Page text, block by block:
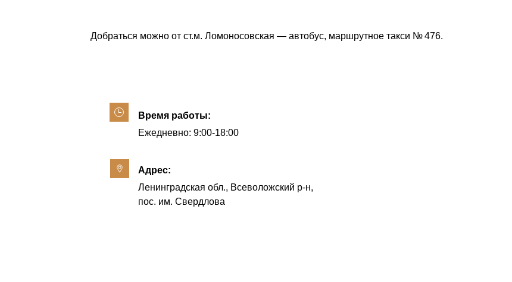
Добраться можно от ст.м. Ломоносовская — автобус, маршрутное такси № 476.
Время работы:
Ежедневно: 9:00-18:00
Адрес:
Ленинградская обл., Всеволожский р-н,
пос. им. Свердлова